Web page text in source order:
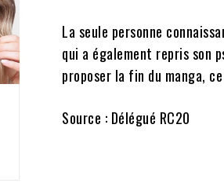
La seule personne
qui a également repris son
proposer la fin du manga,
Source : Délégué RC20